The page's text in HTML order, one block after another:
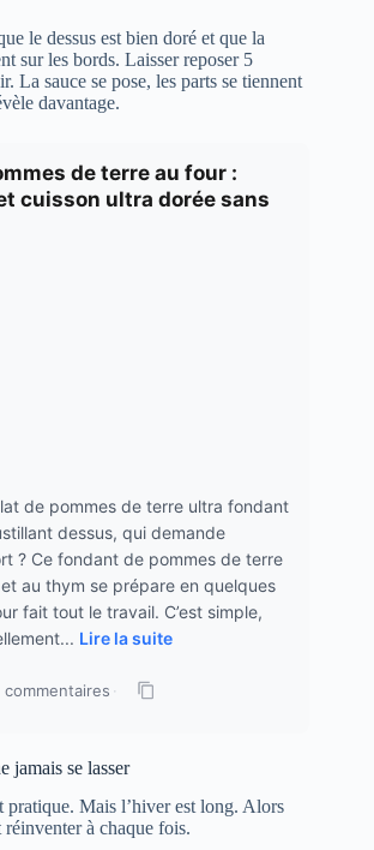
le dessus est bien doré et que la
sur les bords. Laisser reposer 5
La sauce se pose, les parts se tiennent
davantage.
de terre au four :
cuisson ultra dorée sans
de pommes de terre ultra fondant
dessus, qui demande
? Ce fondant de pommes de terre
au thym se prépare en quelques
fait tout le travail. C’est simple,
Lire la suite
commentaires ·
jamais se lasser
pratique. Mais l’hiver est long. Alors
à chaque fois.